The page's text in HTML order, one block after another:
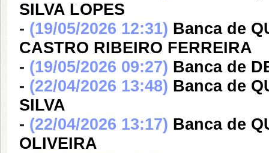
SILVA LOPES
- (19/05/2026 12:31) Banca de
CASTRO RIBEIRO FERREIRA
- (19/05/2026 09:27) Banca de
- (22/04/2026 13:48) Banca de
SILVA
- (22/04/2026 13:17) Banca de
OLIVEIRA